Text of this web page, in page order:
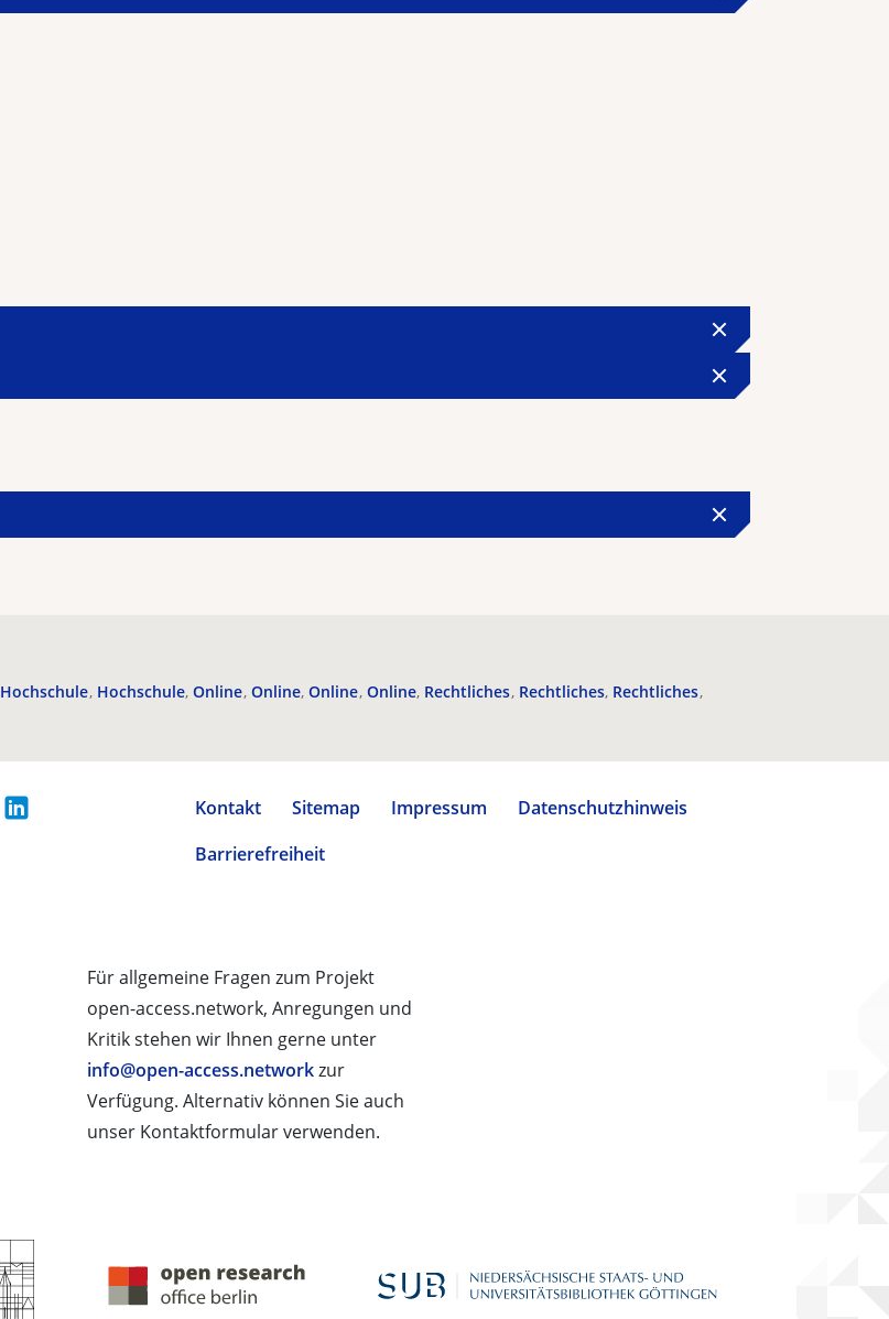
Hochschule Hochschule Online Online Online Online Rechtliches Rechtliches Rechtliches
Kontakt Sitemap Impressum
Datenschutzhinweis
Barrierefreiheit
Für allgemeine Fragen zum Projekt
open-access.network, Anregungen und
Kritik stehen wir Ihnen gerne unter
info@open-access.networkzur
Verfügung. Alternativ können Sie auch
unser Kontaktformular verwenden.